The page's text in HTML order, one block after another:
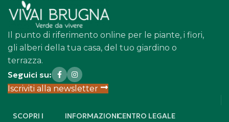
Il punto di riferimento online per le piante, i fiori,
gli alberi della tua casa, del tuo giardino o
terrazza.
Seguici su:
Iscriviti alla newsletter
SCOPRI I
INFORMAZIONICENTRO LEGALE